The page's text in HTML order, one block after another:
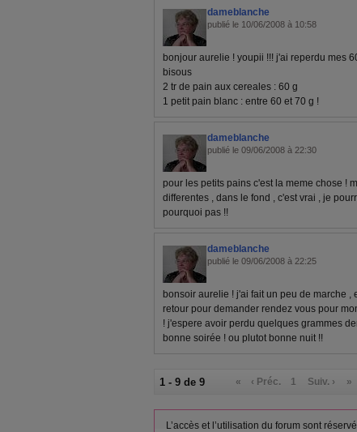
dameblanche
publié le 10/06/2008 à 10:58
bonjour aurelie ! youpii !!! j'ai reperdu mes
bisous
2 tr de pain aux cereales : 60 g
1 petit pain blanc : entre 60 et 70 g !
dameblanche
publié le 09/06/2008 à 22:30
pour les petits pains c'est la meme chose !
differentes , dans le fond , c'est vrai , je
pourquoi pas !!
dameblanche
publié le 09/06/2008 à 22:25
bonsoir aurelie ! j'ai fait un peu de marche
retour pour demander rendez vous pour
! j'espere avoir perdu quelques grammes
bonne soirée ! ou plutot bonne nuit !!
1 - 9 de 9 « ‹ Préc. 1 Suiv. › »
L’accès et l’utilisation du forum sont